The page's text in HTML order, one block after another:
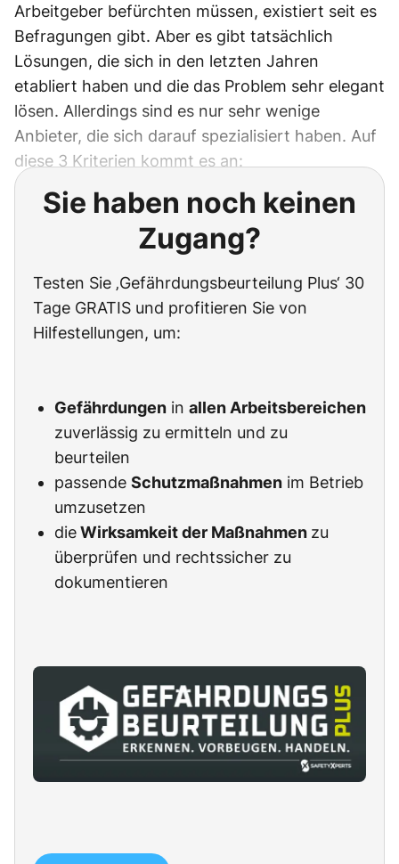
Arbeitgeber befürchten müssen, existiert seit es
Befragungen gibt. Aber es gibt tatsächlich
Lösungen, die sich in den letzten Jahren
etabliert haben und die das Problem sehr elegant
lösen. Allerdings sind es nur sehr wenige
Anbieter, die sich darauf spezialisiert haben. Auf
diese 3 Kriterien kommt es an:
Sie haben noch keinen
Zugang?
Testen Sie ‚Gefährdungsbeurteilung Plus‘ 30
Tage GRATIS und profitieren Sie von
Hilfestellungen, um:
Gefährdungen in allen Arbeitsbereichen
zuverlässig zu ermitteln und zu
beurteilen
passende Schutzmaßnahmen im Betrieb
umzusetzen
dieWirksamkeit der Maßnahmen zu
überprüfen und rechtssicher zu
dokumentieren